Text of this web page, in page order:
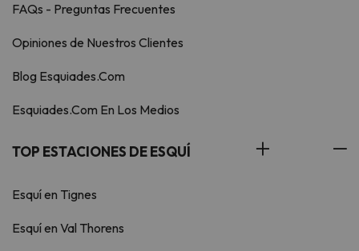
FAQs - Preguntas Frecuentes
Opiniones de Nuestros Clientes
Blog Esquiades.Com
Esquiades.Com En Los Medios
TOP ESTACIONES DE ESQUÍ
Esquí en Tignes
Esquí en Val Thorens